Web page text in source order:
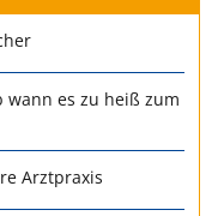
wann es zu heiß zum
Arztpraxis